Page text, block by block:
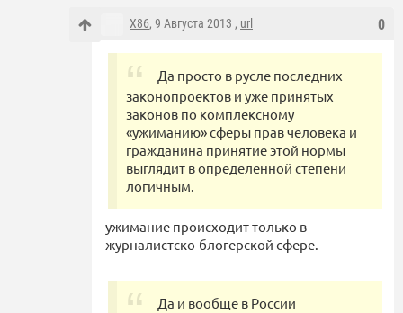
0
X86, 9 Августа 2013 , url
Да просто в русле последних
законопроектов и уже принятых
законов по комплексному
«ужиманию» сферы прав человека и
гражданина принятие этой нормы
выглядит в определенной степени
логичным.
ужимание происходит только в
журналистско-блогерской сфере.
Да и вообще в России